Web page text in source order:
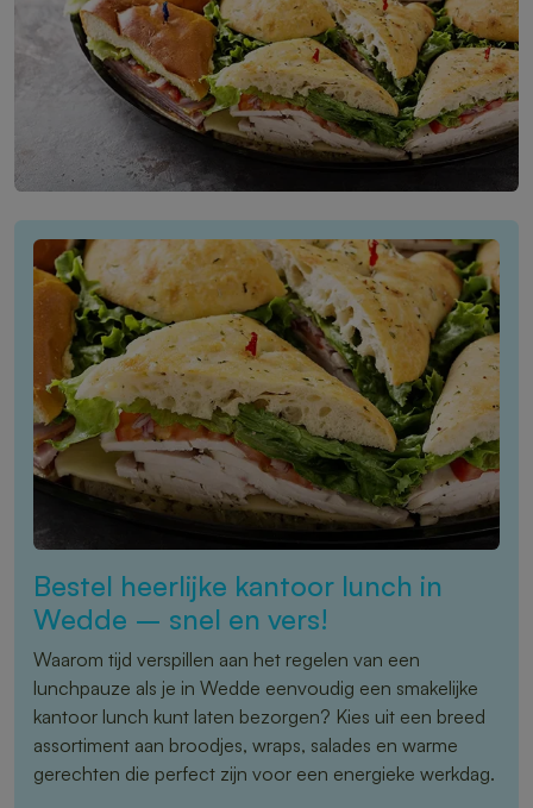
Bestel heerlijke kantoor lunch in
Wedde – snel en vers!
Waarom tijd verspillen aan het regelen van een
lunchpauze als je in Wedde eenvoudig een smakelijke
kantoor lunch kunt laten bezorgen? Kies uit een breed
assortiment aan broodjes, wraps, salades en warme
gerechten die perfect zijn voor een energieke werkdag.